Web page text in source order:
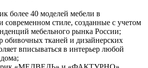
более 40 моделей мебели в
современном стиле, созданные с учетом
мебельного рынка России;
обивочных тканей и дизайнерских
вписываться в интерьер любой